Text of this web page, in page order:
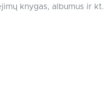
knygas, albumus ir kt.